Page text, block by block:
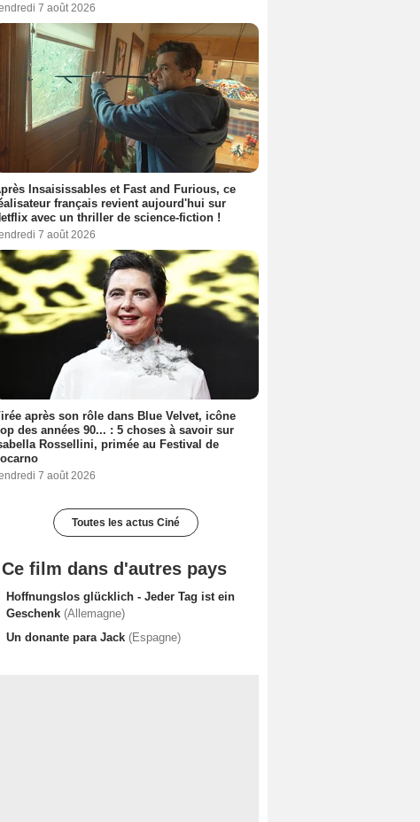
7 août 2026
Insaisissables et Fast and Furious, ce
français revient aujourd'hui sur
avec un thriller de science-fiction !
7 août 2026
après son rôle dans Blue Velvet, icône
des années 90... : 5 choses à savoir sur
Rossellini, primée au Festival de
7 août 2026
Toutes les actus Ciné
Ce film dans d'autres pays
Hoffnungslos glücklich - Jeder Tag ist ein
Geschenk (Allemagne)
Un donante para Jack (Espagne)